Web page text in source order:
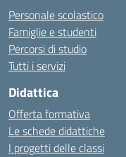
Personale scolastico
Famiglie e studenti
Percorsi di studio
Tutti i servizi
Didattica
Offerta formativa
Le schede didattiche
I progetti delle classi